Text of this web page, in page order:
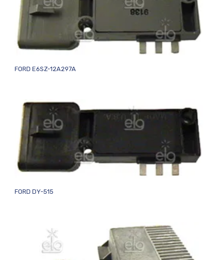
FORD E6SZ-12A297A
FORD DY-515